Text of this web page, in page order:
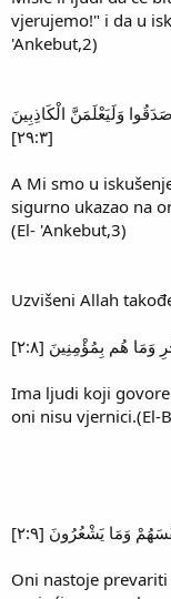
vjerujemo!" i da u
'Ankebut,2)
وَلَيَعْلَمَنَّ الْكَاذِبِينَ
[٢٩:٣]
A Mi smo u
sigurno ukazao na
(El- 'Ankebut,3)
Uzvišeni Allah
وَمَا هُم بِمُؤْمِنِينَ [٢:٨]
Ima ljudi koji
oni nisu vjernici.(El-
وَمَا يَشْعُرُونَ [٢:٩]
Oni nastoje